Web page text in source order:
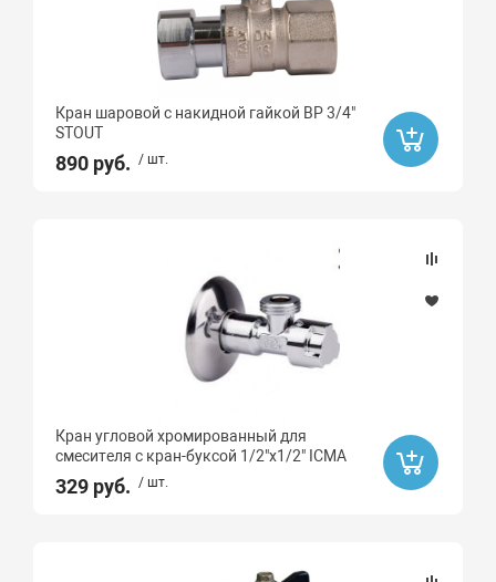
Кран шаровой с накидной гайкой ВР 3/4"
STOUT
890 руб. / шт.
Кран угловой хромированный для
смесителя с кран-буксой 1/2"х1/2" ICMA
329 руб. / шт.